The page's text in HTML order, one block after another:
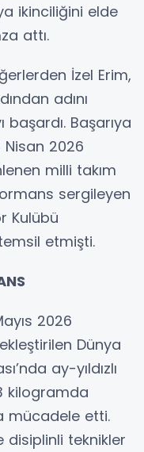
ikinciliğini elde
attı.
İzel Erim,
adını
Başarıya
2026
milli takım
sergileyen
Kulübü
etmişti.
2026
Dünya
ay-yıldızlı
kilogramda
mücadele etti.
disiplinli teknikler